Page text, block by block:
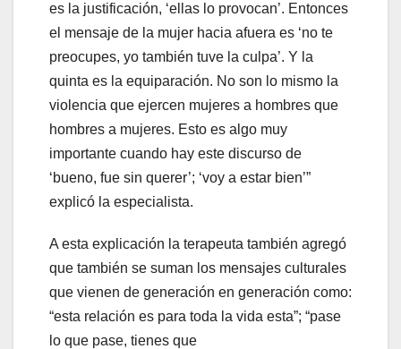
es la justificación, ‘ellas lo provocan’. Entonces
el mensaje de la mujer hacia afuera es ‘no te
preocupes, yo también tuve la culpa’. Y la
quinta es la equiparación. No son lo mismo la
violencia que ejercen mujeres a hombres que
hombres a mujeres. Esto es algo muy
importante cuando hay este discurso de
‘bueno, fue sin querer’; ‘voy a estar bien’”
explicó la especialista.
A esta explicación la terapeuta también agregó
que también se suman los mensajes culturales
que vienen de generación en generación como:
“esta relación es para toda la vida esta”; “pase
lo que pase, tienes que